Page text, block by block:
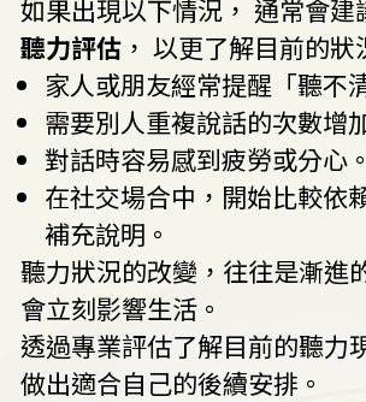
如果出現以下情況， 通常會建
聽力評估 ， 以更了解目前的狀
家人或朋友經常提醒「聽不
需要別人重複說話的次數增
對話時容易感到疲勞或分心。
在社交場合中，開始比較依
補充說明。
聽力狀況的改變，往往是漸進
會立刻影響生活。
透過專業評估了解目前的聽力
做出適合自己的後續安排。